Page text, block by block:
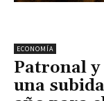
ECONOMÍA
Patronal
una